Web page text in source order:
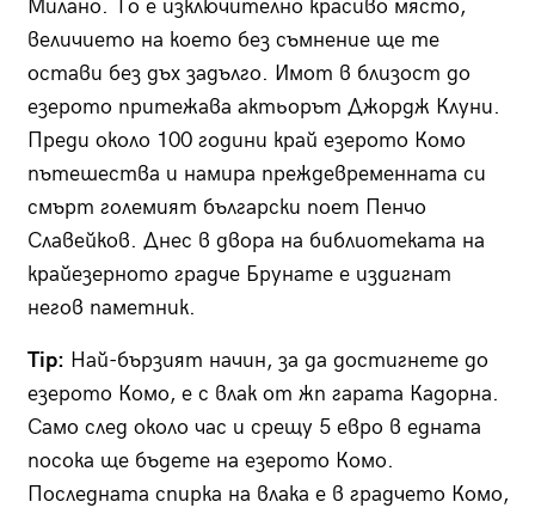
Милано. То е изключително красиво място,
величието на което без съмнение ще те
остави без дъх задълго. Имот в близост до
езерото притежава актьорът Джордж Клуни.
Преди около 100 години край езерото Комо
пътешества и намира преждевременната си
смърт големият български поет Пенчо
Славейков. Днес в двора на библиотеката на
крайезерното градче Брунате е издигнат
негов паметник.
Tip: Най-бързият начин, за да достигнете до
езерото Комо, е с влак от жп гарата Кадорна.
Само след около час и срещу 5 евро в едната
посока ще бъдете на езерото Комо.
Последната спирка на влака е в градчето Комо,